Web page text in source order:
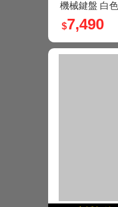
機械鍵盤 白
$7,490